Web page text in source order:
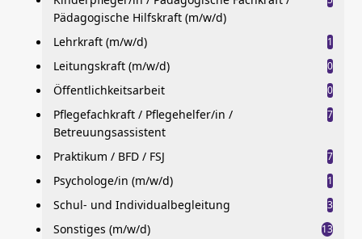
Pädagogische Hilfskraft (m/w/d)
Lehrkraft (m/w/d) 1
Leitungskraft (m/w/d) 0
Öffentlichkeitsarbeit 0
Pflegefachkraft / Pflegehelfer/in /
Betreuungsassistent
7
Praktikum / BFD / FSJ 7
Psychologe/in (m/w/d) 1
Schul- und Individualbegleitung 3
Sonstiges (m/w/d) 13